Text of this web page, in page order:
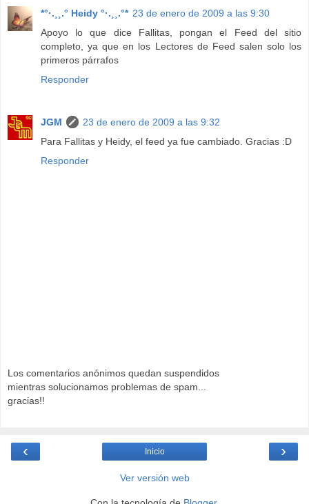
*°·.¸¸.° Heidy °·.¸¸.°* 23 de enero de 2009 a las 9:30
Apoyo lo que dice Fallitas, pongan el Feed del sitio
completo, ya que en los Lectores de Feed salen solo los
primeros párrafos
Responder
JGM
23 de enero de 2009 a las 9:32
Para Fallitas y Heidy, el feed ya fue cambiado. Gracias :D
Responder
Los comentarios anónimos quedan suspendidos
mientras solucionamos problemas de spam...
gracias!!
‹ ›
Inicio
Ver versión web